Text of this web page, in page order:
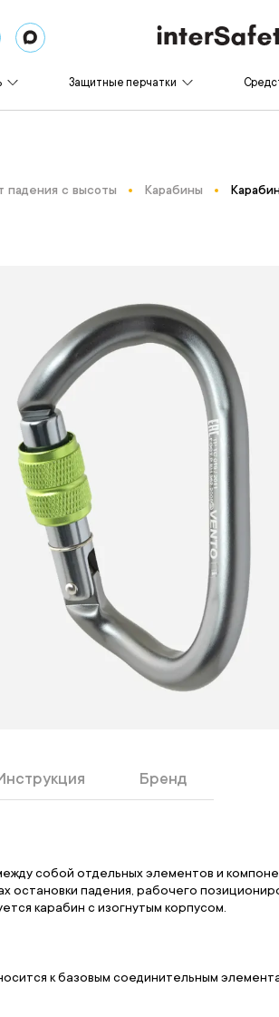
Защитные перчатки
падения с высоты Карабины
Бренд
собой отдельных элементов и
падения, рабочего
карабин с изогнутым корпусом.
к базовым соединительным